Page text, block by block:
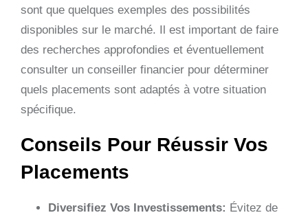
sont que quelques exemples des possibilités
disponibles sur le marché. Il est important de faire
des recherches approfondies et éventuellement
consulter un conseiller financier pour déterminer
quels placements sont adaptés à votre situation
spécifique.
Conseils Pour Réussir Vos
Placements
Diversifiez Vos Investissements: Évitez de